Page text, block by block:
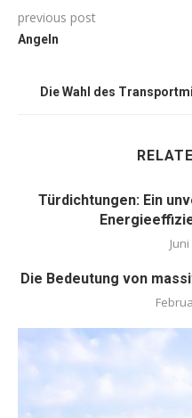
previous post
Angeln
Die Wahl des
Türdichtungen: Ein
Die Bedeutung von